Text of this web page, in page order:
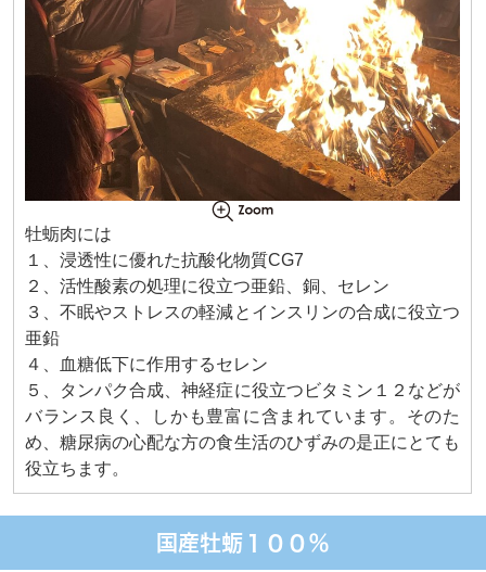
牡蛎肉には
１、浸透性に優れた抗酸化物質CG7
２、活性酸素の処理に役立つ亜鉛、銅、セレン
３、不眠やストレスの軽減とインスリンの合成に役立つ
亜鉛
４、血糖低下に作用するセレン
５、タンパク合成、神経症に役立つビタミン１２などが
バランス良く、しかも豊富に含まれています。そのた
め、糖尿病の心配な方の食生活のひずみの是正にとても
役立ちます。
国産牡蛎１００％